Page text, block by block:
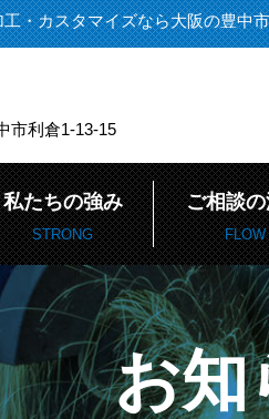
・カスタマイズなら大阪の豊中
市利倉1-13-15
私たちの強み
STRONG
ご相談
FLOW
お知